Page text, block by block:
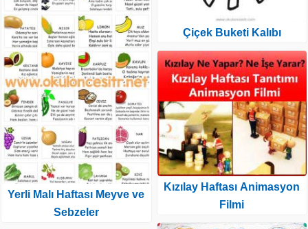
Yerli Malı Haftası Meyve ve
Sebzeler
Çiçek Buketi Kalıbı
Kızılay Haftası Animasyon
Filmi